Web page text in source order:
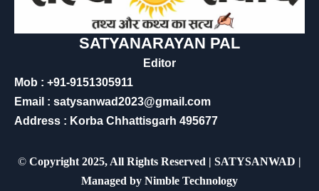
SATYANARAYAN PAL
Editor
Mob : +91-9151305911
Email : satysanwad2023@gmail.com
Address : Korba Chhattisgarh 495677
© Copyright 2025, All Rights Reserved | SATYSANWAD |
Managed by Nimble Technology